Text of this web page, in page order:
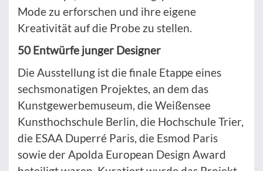
Mode zu erforschen und ihre eigene
Kreativität auf die Probe zu stellen.
50 Entwürfe junger Designer
Die Ausstellung ist die finale Etappe eines
sechsmonatigen Projektes, an dem das
Kunstgewerbemuseum, die Weißensee
Kunsthochschule Berlin, die Hochschule Trier,
die ESAA Duperré Paris, die Esmod Paris
sowie der Apolda European Design Award